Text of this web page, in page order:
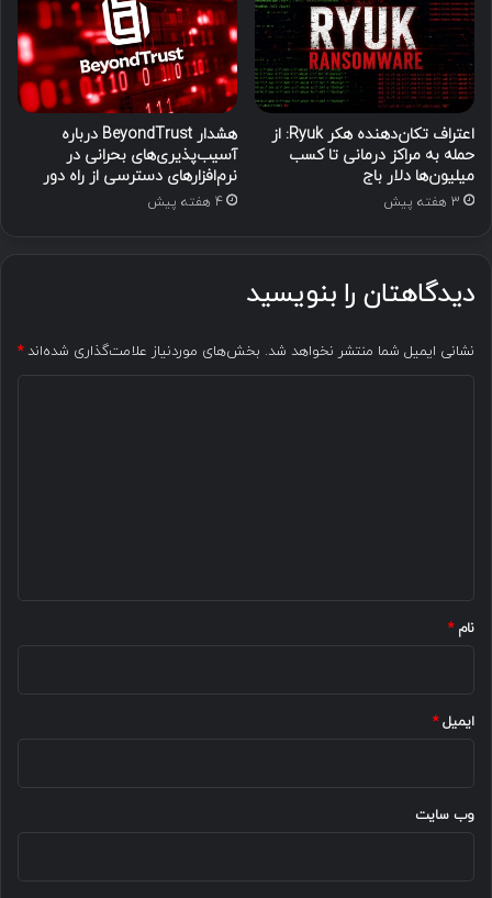
اعتراف تکان‌دهنده هکر Ryuk: از
حمله به مراکز درمانی تا کسب
میلیون‌ها دلار باج
3 هفته پیش
هشدار BeyondTrust درباره
آسیب‌پذیری‌های بحرانی در
نرم‌افزارهای دسترسی از راه دور
4 هفته پیش
دیدگاهتان را بنویسید
نشانی ایمیل شما منتشر نخواهد شد. بخش‌های موردنیاز علامت‌گذاری شده‌اند*
نام*
ایمیل*
وب‌ سایت